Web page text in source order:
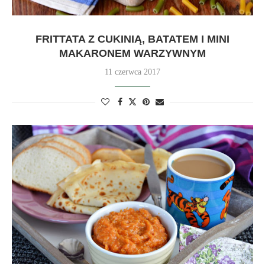
FRITTATA Z CUKINIĄ, BATATEM I MINI
MAKARONEM WARZYWNYM
11 czerwca 2017